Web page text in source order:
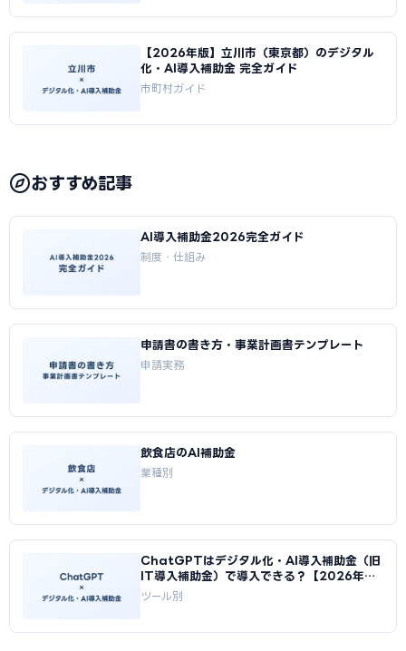
【2026年版】立川市（東京都）のデジタル
化・AI導入補助金 完全ガイド
市町村ガイド
おすすめ記事
AI導入補助金2026完全ガイド
制度・仕組み
申請書の書き方・事業計画書テンプレート
申請実務
飲食店のAI補助金
業種別
ChatGPTはデジタル化・AI導入補助金（旧
IT導入補助金）で導入できる？【2026年
版】
ツール別